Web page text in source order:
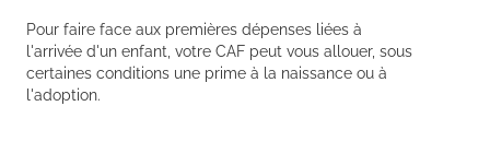
Pour faire face aux premières dépenses liées à
l'arrivée d'un enfant, votre CAF peut vous allouer, sous
certaines conditions une prime à la naissance ou à
l'adoption.